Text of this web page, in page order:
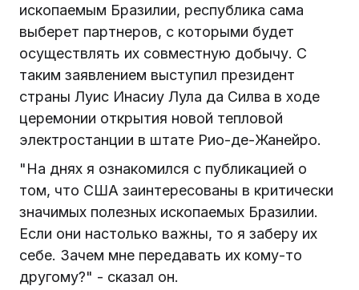
ископаемым Бразилии, республика сама
выберет партнеров, с которыми будет
осуществлять их совместную добычу. С
таким заявлением выступил президент
страны Луис Инасиу Лула да Силва в ходе
церемонии открытия новой тепловой
электростанции в штате Рио-де-Жанейро.
"На днях я ознакомился с публикацией о
том, что США заинтересованы в критически
значимых полезных ископаемых Бразилии.
Если они настолько важны, то я заберу их
себе. Зачем мне передавать их кому-то
другому?" - сказал он.